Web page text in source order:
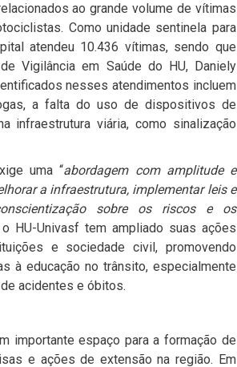
ao grande volume de vítimas
Como unidade sentinela para
atendeu 10.436 vítimas, sendo que
Vigilância em Saúde do HU, Daniely
nesses atendimentos incluem
a falta do uso de dispositivos de
infraestrutura viária, como sinalização
uma “abordagem com amplitude e
a infraestrutura, implementar leis e
sobre os riscos e os
HU-Univasf tem ampliado suas ações
e sociedade civil, promovendo
à educação no trânsito, especialmente
acidentes e óbitos.
importante espaço para a formação de
e ações de extensão na região. Em